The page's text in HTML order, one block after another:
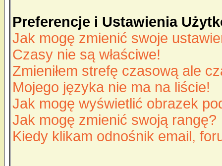
Preferencje i Ustawienia
Jak mogę zmienić swoje
Czasy nie są właściwe!
Zmieniłem strefę czasową ale
Mojego języka nie ma na liście!
Jak mogę wyświetlić obrazek
Jak mogę zmienić swoją rangę?
Kiedy klikam odnośnik email,